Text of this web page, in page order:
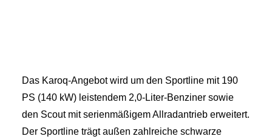
Das Karoq-Angebot wird um den Sportline mit 190
PS (140 kW) leistendem 2,0-Liter-Benziner sowie
den Scout mit serienmäßigem Allradantrieb erweitert.
Der Sportline trägt außen zahlreiche schwarze